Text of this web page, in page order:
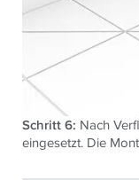
Schritt 6: Nach
eingesetzt. Die